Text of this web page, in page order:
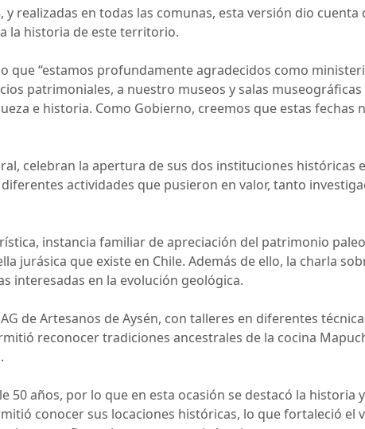
y realizadas en todas las comunas, esta versión dio cuenta
la historia de este territorio.
que “estamos profundamente agradecidos como
patrimoniales, a nuestro museos y salas museográficas
e historia. Como Gobierno, creemos que estas fechas
celebran la apertura de sus dos instituciones históricas
actividades que pusieron en valor, tanto
instancia familiar de apreciación del patrimonio
jurásica que existe en Chile. Además de ello, la charla
interesadas en la evolución geológica.
de Artesanos de Aysén, con talleres en diferentes
reconocer tradiciones ancestrales de la cocina
50 años, por lo que en esta ocasión se destacó la historia
conocer sus locaciones históricas, lo que fortaleció el